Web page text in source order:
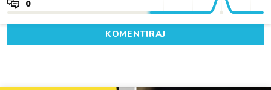
0
KOMENTIRAJ